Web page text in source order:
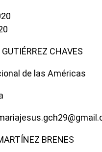
CHAVES
de las Américas
BRENES